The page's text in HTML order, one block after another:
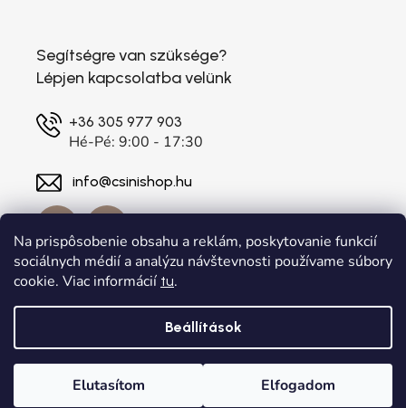
Na prispôsobenie obsahu a reklám, poskytovanie funkcií
sociálnych médií a analýzu návštevnosti používame súbory
cookie. Viac informácií tu.
Beállítások
Elutasítom Elfogadom
Segítségre van szüksége?
Lépjen kapcsolatba velünk
+36 305 977 903
Hé-Pé: 9:00 - 17:30
info@csinishop.hu
Shoptet készítette
Copyright 2026csinishop.hu . Minden jog fenntartva.